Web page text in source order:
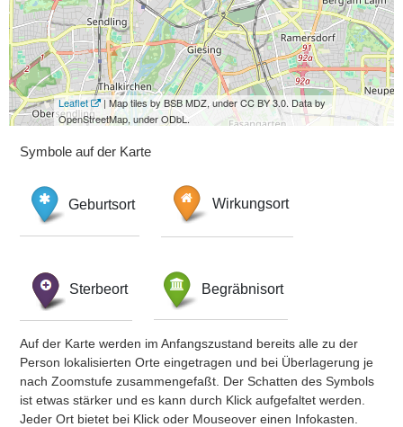
Leaflet
| Map tiles by BSB MDZ, under CC BY 3.0. Data by
OpenStreetMap, under ODbL.
Symbole auf der Karte
Geburtsort Wirkungsort
Sterbeort Begräbnisort
Auf der Karte werden im Anfangszustand bereits alle zu der
Person lokalisierten Orte eingetragen und bei Überlagerung je
nach Zoomstufe zusammengefaßt. Der Schatten des Symbols
ist etwas stärker und es kann durch Klick aufgefaltet werden.
Jeder Ort bietet bei Klick oder Mouseover einen Infokasten.